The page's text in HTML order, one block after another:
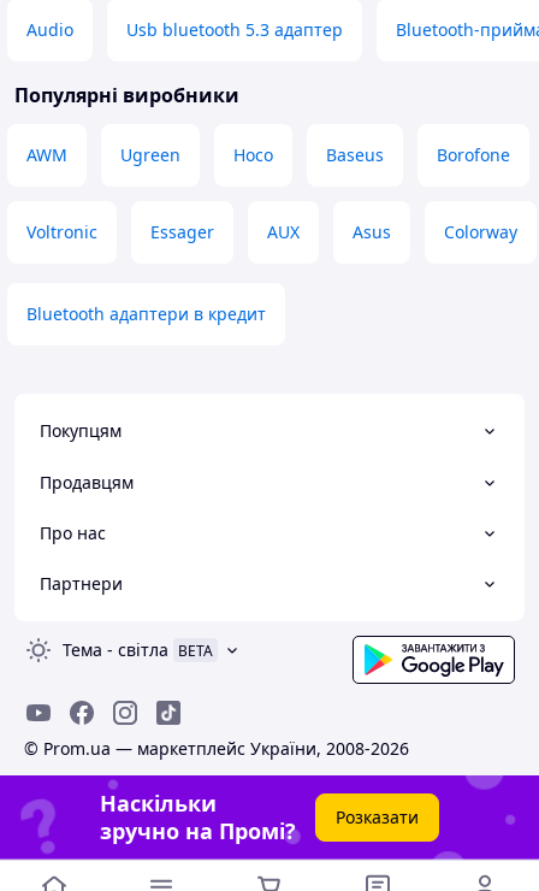
проблеми зі звуком, у цього їх
заради версії 6.0, навіть якщо
рідний адаптер працює (у нього
Переваги
Недоліки
Поки що немає.
Audio Usb bluetooth 5.3 адаптер Bluetooth-
Популярні виробники
AWM Ugreen Hoco Baseus Borofone
Voltronic Essager AUX Asus Colorway
Bluetooth адаптери в кредит
Покупцям
Продавцям
Про нас
Партнери
Тема - світла BETA
© Prom.ua — маркетплейс України, 2008-2026
Наскільки
зручно на Промі?
Розказати